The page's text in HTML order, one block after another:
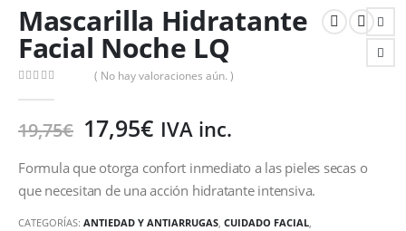
Mascarilla Hidratante
Facial Noche LQ
( No hay valoraciones aún. )
19,75€ 17,95€ IVA inc.
Formula que otorga confort inmediato a las pieles secas o
que necesitan de una acción hidratante intensiva.
CATEGORÍAS: ANTIEDAD Y ANTIARRUGAS, CUIDADO FACIAL,